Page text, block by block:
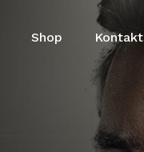
Shop Kontakt